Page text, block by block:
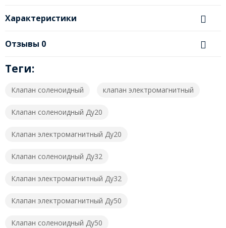
Характеристики
Отзывы 0
Теги:
Клапан соленоидный клапан электромагнитный
Клапан соленоидный Ду20
Клапан электромагнитный Ду20
Клапан соленоидный Ду32
Клапан электромагнитный Ду32
Клапан электромагнитный Ду50
Клапан соленоидный Ду50